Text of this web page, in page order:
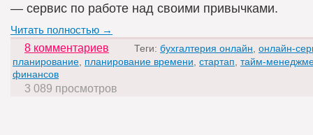
— сервис по работе над своими привычками.
Читать полностью →
8 комментариев
Теги: бухгалтерия онлайн онлайн-
планирование планирование времени стартап тайм-
финансов
3 089 просмотров